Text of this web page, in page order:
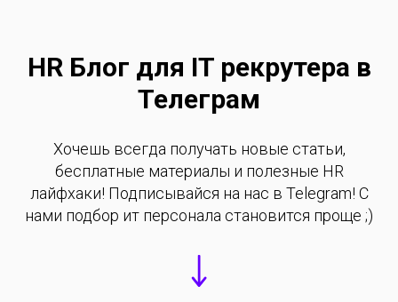
HR Блог для IT рекрутера в
Телеграм
Хочешь всегда получать новые статьи,
бесплатные материалы и полезные HR
лайфхаки! Подписывайся на нас в Telegram! С
нами подбор ит персонала становится проще ;)